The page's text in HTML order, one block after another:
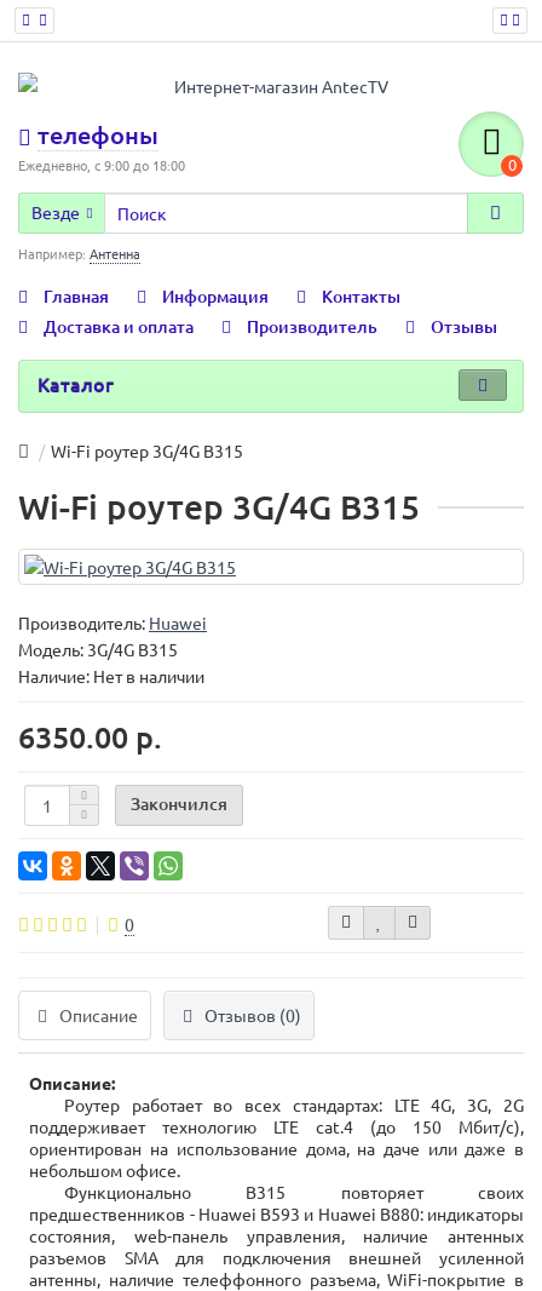
телефоны
Ежедневно, с 9:00 до 18:00 0
Везде
Например: Антенна
Главная Информация
Контакты
Доставка и оплата
Производитель Отзывы
Каталог
Wi-Fi роутер 3G/4G B315
Wi-Fi роутер 3G/4G B315
Производитель: Huawei
Модель: 3G/4G B315
Наличие: Нет в наличии
6350.00 р.
Закончился
0
Описание Отзывов (0)
Описание:
Роутер работает во всех стандартах: LTE 4G, 3G, 2G
поддерживает технологию LTE cat.4 (до 150 Мбит/с),
ориентирован на использование дома, на даче или даже в
небольшом офисе.
Функционально В315 повторяет своих
предшественников - Huawei B593 и Huawei B880: индикаторы
состояния, web-панель управления, наличие антенных
разъемов SMA для подключения внешней усиленной
антенны, наличие телеффонного разъема, WiFi-покрытие в